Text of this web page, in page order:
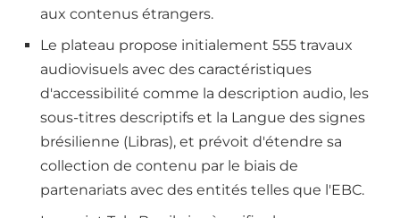
aux contenus étrangers.
Le plateau propose initialement 555 travaux
audiovisuels avec des caractéristiques
d'accessibilité comme la description audio, les
sous-titres descriptifs et la Langue des signes
brésilienne (Libras), et prévoit d'étendre sa
collection de contenu par le biais de
partenariats avec des entités telles que l'EBC.